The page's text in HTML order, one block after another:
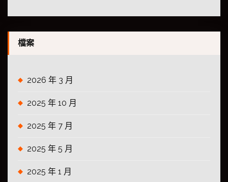
檔案
2026 年 3 月
2025 年 10 月
2025 年 7 月
2025 年 5 月
2025 年 1 月